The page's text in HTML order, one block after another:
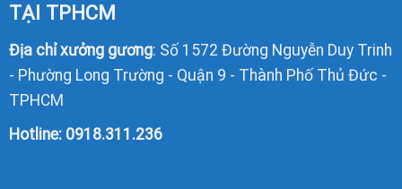
TẠI TPHCM
Địa chỉ xưởng gương: Số 1572 Đường Nguyễn Duy Trinh
- Phường Long Trường - Quận 9 - Thành Phố Thủ Đức -
TPHCM
Hotline: 0918.311.236